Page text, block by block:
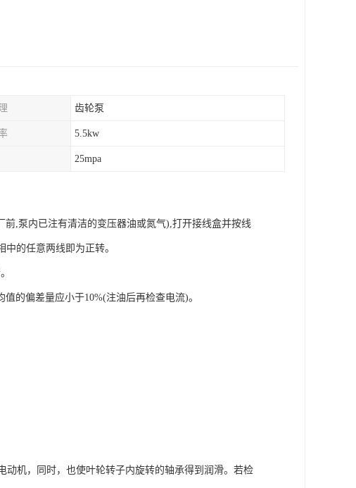
齿轮泵
5.5kw
25mpa
,泵内已注有清洁的变压器油或氮气),打开接线盒并按线
的任意两线即为正转。
的偏差量应小于10%(注油后再检查电流)。
机，同时，也使叶轮转子内旋转的轴承得到润滑。若检